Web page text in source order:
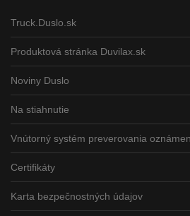
Truck.Duslo.sk
Produktová stránka Duvilax.sk
Noviny Duslo
Na stiahnutie
Vnútorný systém preverovania
Certifikáty
Karta bezpečnostných údajov